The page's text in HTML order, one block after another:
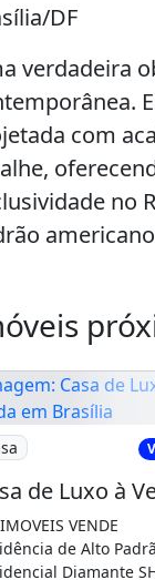
DF
verdadeira
com
no
de entrada
e sala de
conta
um
Casa de
VENDE
de Alto
Diamante